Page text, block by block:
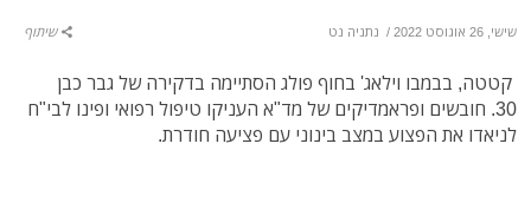
שישי, 26 אוגוסט 2022 / נתניה נט שיתוף
קטטה, בבמבו וילאג' בחוף פולג הסתיימה בדקירה של גבר כבן
30. חובשים ופראמדיקים של מד"א העניקו טיפול רפואי ופינו לבי"ח
לניאדו את הפצוע במצב בינוני עם פציעה חודרת.